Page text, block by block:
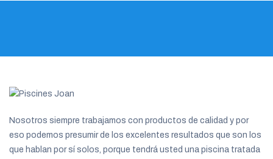
Nosotros siempre trabajamos con productos de calidad y por
eso podemos presumir de los excelentes resultados que son los
que hablan por sí solos, porque tendrá usted una piscina tratada